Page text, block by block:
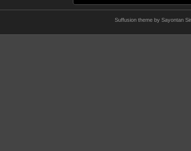
Suffusion theme by Sayontan